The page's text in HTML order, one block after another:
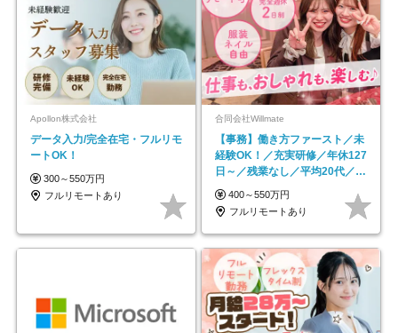
Apollon株式会社
データ入力/完全在宅・フルリモ
ートOK！
300～550万円
フルリモートあり
合同会社Willmate
【事務】働き方ファースト／未
経験OK！／充実研修／年休127
日～／残業なし／平均20代／リ
モートOK
400～550万円
フルリモートあり